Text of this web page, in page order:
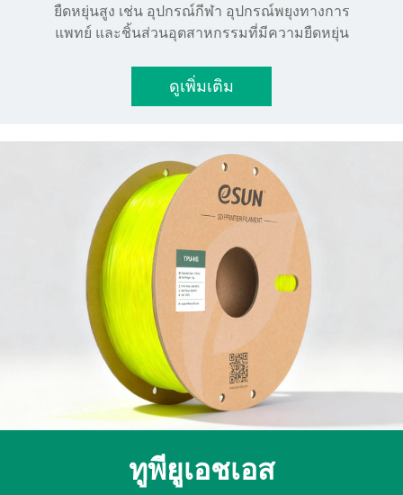
ยืดหยุ่นสูง เช่น อุปกรณ์กีฬา อุปกรณ์พยุงทางการ
แพทย์ และชิ้นส่วนอุตสาหกรรมที่มีความยืดหยุ่น
ดูเพิ่มเติม
ทูพียูเอชเอส